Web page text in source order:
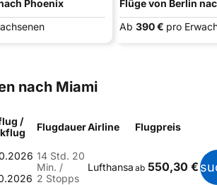
Phoenix
Flüge von Berlin
Ab 390 € pro
nach Miami
/
FlugdauerAirline Flugpreis
14 Std. 20
Min. /
2 Stopps
Lufthansa ab 550,30 €